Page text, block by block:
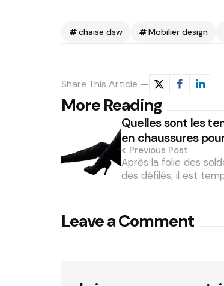
chaise dsw Mobilier design
Share This Article
More Reading
Post
navigationQuelles sont les
en chaussures
Previous Post
Après la folie des
des défilés, il est
Leave a Comment